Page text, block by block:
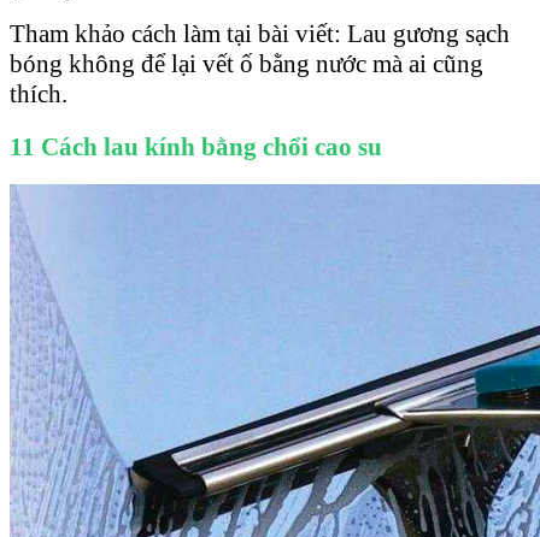
Tham khảo cách làm tại bài viết: Lau gương sạch
bóng không để lại vết ố bằng nước mà ai cũng
thích.
11 Cách lau kính bằng chổi cao su